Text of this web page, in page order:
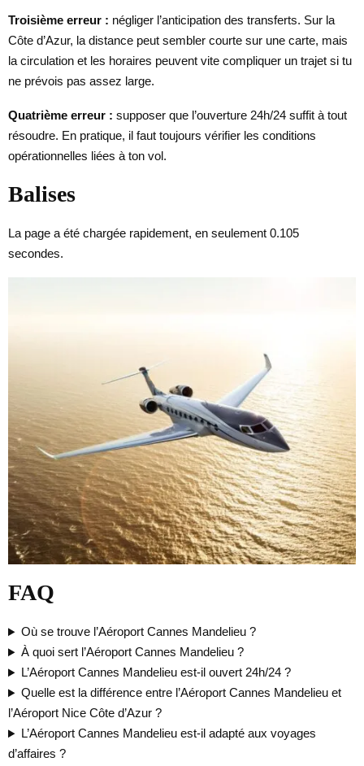
Troisième erreur : négliger l’anticipation des transferts. Sur la
Côte d’Azur, la distance peut sembler courte sur une carte, mais
la circulation et les horaires peuvent vite compliquer un trajet si tu
ne prévois pas assez large.
Quatrième erreur : supposer que l’ouverture 24h/24 suffit à tout
résoudre. En pratique, il faut toujours vérifier les conditions
opérationnelles liées à ton vol.
Balises
La page a été chargée rapidement, en seulement 0.105
secondes.
FAQ
Où se trouve l’Aéroport Cannes Mandelieu ?
À quoi sert l’Aéroport Cannes Mandelieu ?
L’Aéroport Cannes Mandelieu est-il ouvert 24h/24 ?
Quelle est la différence entre l’Aéroport Cannes Mandelieu et
l’Aéroport Nice Côte d’Azur ?
L’Aéroport Cannes Mandelieu est-il adapté aux voyages
d’affaires ?